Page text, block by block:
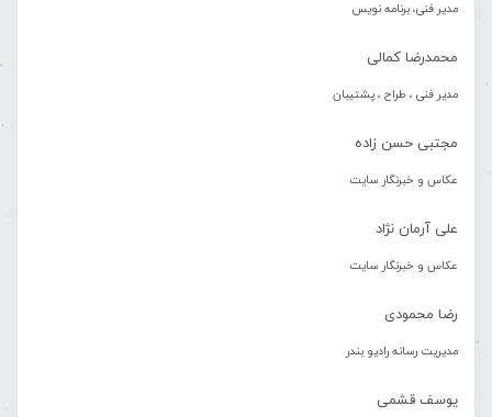
مدیر فنی، برنامه نویس
محمدرضا کمالی
مدیر فنی ، طراح ، پشتیبان
مجتبی حسن زاده
عکاس و خبرنگار سایت
علی آرمان نژاد
عکاس و خبرنگار سایت
رضا محمودی
مدیریت رسانه رادیو بندر
یوسف قشمی